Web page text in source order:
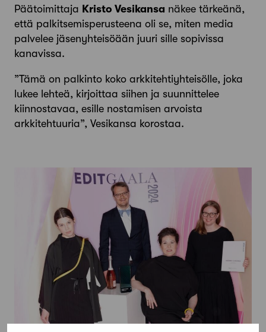
Päätoimittaja Kristo Vesikansa näkee tärkeänä,
että palkitsemisperusteena oli se, miten media
palvelee jäsenyhteisöään juuri sille sopivissa
kanavissa.
”Tämä on palkinto koko arkkitehtiyhteisölle, joka
lukee lehteä, kirjoittaa siihen ja suunnittelee
kiinnostavaa, esille nostamisen arvoista
arkkitehtuuria”, Vesikansa korostaa.